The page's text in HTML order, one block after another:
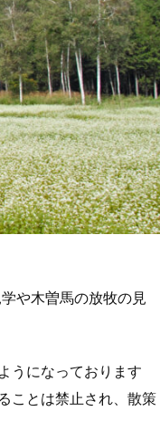
や木曽馬の放牧の見
うになっております
ことは禁止され、散策